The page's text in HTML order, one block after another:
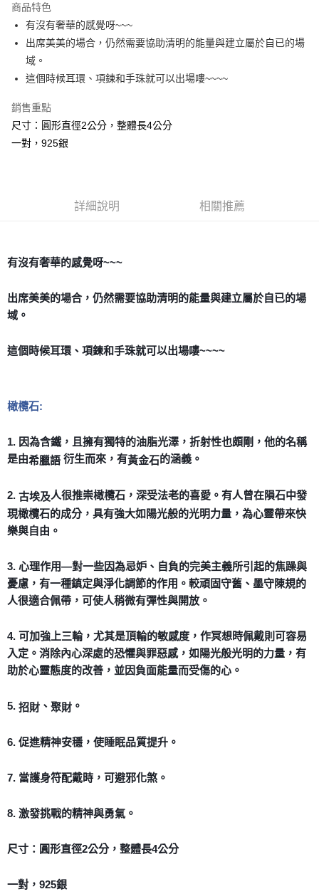
Apple Pay
街口支付
悠遊付
ATM付款
每筆NT$80，滿NT$3,000(含以上)免運費
郵局幫你送（離島）
每筆NT$80，滿NT$3,000(含以上)免運費
商品特色
有沒有奢華的感覺呀~~~
出席美美的場合，仍然需要協助清明的能量與建立屬於自已的場
域。
這個時候耳環、項鍊和手珠就可以出場嘍~~~~
銷售重點
尺寸：圓形直徑2公分，整體長4公分
一對，925銀
詳細說明 相關推薦
有沒有奢華的感覺呀~~~
出席美美的場合，仍然需要協助清明的能量與建立屬於自已的場
域。
這個時候耳環、項鍊和手珠就可以出場嘍~~~~
橄欖石:
1. 因為含鐵，且擁有獨特的油脂光澤，折射性也頗剛，他的名稱
是由希臘語 衍生而來，有黃金石的涵義。
2. 古埃及人很推崇橄欖石，深受法老的喜愛。有人曾在隕石中發
現橄欖石的成分，具有強大如陽光般的光明力量，為心靈帶來快
樂與自由。
3. 心理作用—對一些因為忌妒、自負的完美主義所引起的焦躁與
憂慮，有一種鎮定與淨化調節的作用。較頑固守舊、墨守陳規的
人很適合佩帶，可使人稍微有彈性與開放。
4. 可加強上三輪，尤其是頂輪的敏感度，作冥想時佩戴則可容易
入定。消除內心深處的恐懼與罪惡感，如陽光般光明的力量，有
助於心靈態度的改善，並因負面能量而受傷的心。
5. 招財 、 聚財 。
6. 促進精神安穩，使睡眠品質提升。
7. 當護身符配戴時，可避邪化煞。
8. 激發挑戰的精神與勇氣。
尺寸：圓形直徑2公分，整體長4公分
一對，925銀